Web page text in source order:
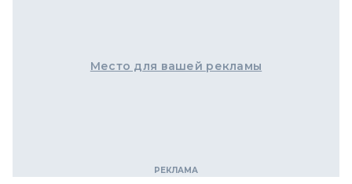
Место для вашей рекламы